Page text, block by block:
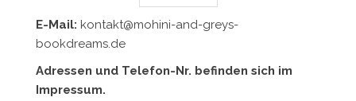
E-Mail: kontakt@mohini-and-greys-
bookdreams.de
Adressen und Telefon-Nr. befinden sich im
Impressum.